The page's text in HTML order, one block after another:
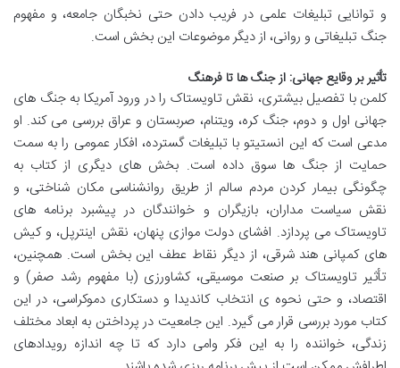
و توانایی تبلیغات علمی در فریب دادن حتی نخبگان جامعه، و مفهوم
جنگ تبلیغاتی و روانی، از دیگر موضوعات این بخش است.
تأثیر بر وقایع جهانی: از جنگ ها تا فرهنگ
کلمن با تفصیل بیشتری، نقش تاویستاک را در ورود آمریکا به جنگ های
جهانی اول و دوم، جنگ کره، ویتنام، صربستان و عراق بررسی می کند. او
مدعی است که این انستیتو با تبلیغات گسترده، افکار عمومی را به سمت
حمایت از جنگ ها سوق داده است. بخش های دیگری از کتاب به
چگونگی بیمار کردن مردم سالم از طریق روانشناسی مکان شناختی، و
نقش سیاست مداران، بازیگران و خوانندگان در پیشبرد برنامه های
تاویستاک می پردازد. افشای دولت موازی پنهان، نقش اینترپل، و کیش
های کمپانی هند شرقی، از دیگر نقاط عطف این بخش است. همچنین،
تأثیر تاویستاک بر صنعت موسیقی، کشاورزی (با مفهوم رشد صفر) و
اقتصاد، و حتی نحوه ی انتخاب کاندیدا و دستکاری دموکراسی، در این
کتاب مورد بررسی قرار می گیرد. این جامعیت در پرداختن به ابعاد مختلف
زندگی، خواننده را به این فکر وامی دارد که تا چه اندازه رویدادهای